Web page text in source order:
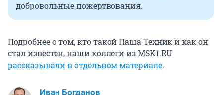
добровольные пожертвования.
Подробнее о том, кто такой Паша Техник и как он
стал известен, наши коллеги из MSK1.RU
рассказывали в отдельном материале.
Иван Богданов